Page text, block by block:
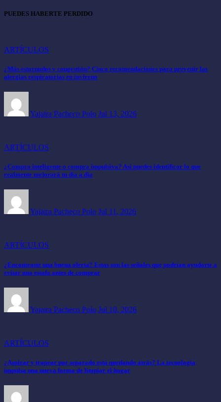
PUEDES HABERTE PERDIDO
ARTÍCULOS
¿Más estornudos y congestión? Cinco recomendaciones para prevenir las
alergias respiratorias en invierno
Yajaira Pacheco Polo Jul 13, 2026
ARTÍCULOS
¿Compra inteligente o compra impulsiva? Así puedes identificar lo que
realmente mejorará tu día a día
Yajaira Pacheco Polo Jul 11, 2026
ARTÍCULOS
¿Encontraste una buena oferta? Estas son las señales que podrían ayudarte a
evitar una estafa antes de comprar
Yajaira Pacheco Polo Jul 10, 2026
ARTÍCULOS
¿Aspirar y trapear por separado está quedando atrás? La tecnología
impulsa una nueva forma de limpiar el hogar